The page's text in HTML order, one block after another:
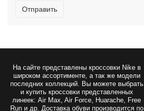
Отправить
На сайте представлены кроссовки Nikeв
широком ассортименте, а так же модели
последних коллекций. Вы можете выбрать
и купить кроссовки представленных
линеек: Air Max, Air Force, Huarache, Free
Run и др. Доставка обуви производится по